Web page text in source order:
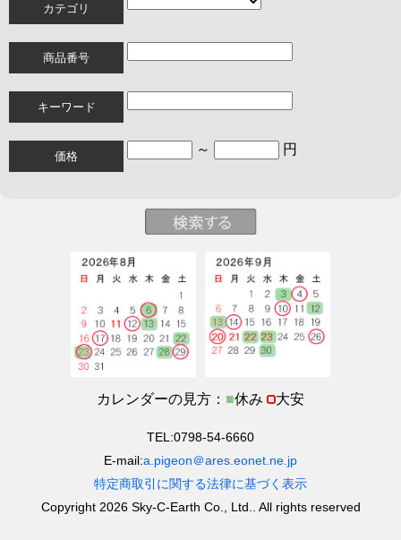
カテゴリ
商品番号
キーワード
価格 ～ 円
カレンダーの見方： ■休み 大安
TEL:0798-54-6660
E-mail:a.pigeon＠ares.eonet.ne.jp
特定商取引に関する法律に基づく表示
Copyright 2026 Sky-C-Earth Co., Ltd.. All rights reserved